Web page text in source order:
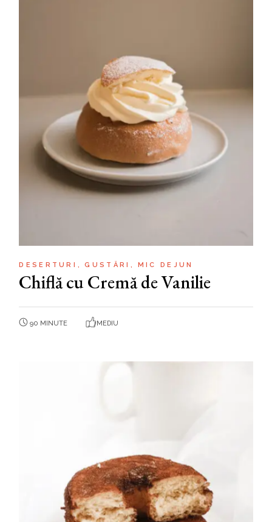
DESERTURI GUSTĂRI MIC DEJUN
Chiflă cu Cremă de Vanilie
90 MINUTE MEDIU